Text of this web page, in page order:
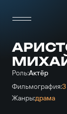
Роль:Актёр
Фильмография:
Жанры:драма